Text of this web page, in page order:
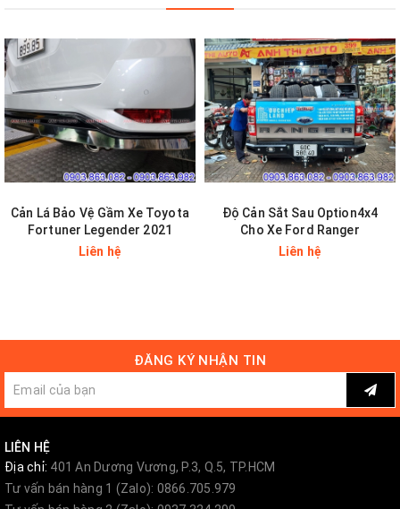
Cản Lá Bảo Vệ Gầm Xe Toyota
Fortuner Legender 2021
Liên hệ
Độ Cản Sắt Sau Option4x4
Cho Xe Ford Ranger
Liên hệ
ĐĂNG KÝ NHẬN TIN
LIÊN HỆ
Địa chỉ: 401 An Dương Vương, P.3, Q.5, TP.HCM
Tư vấn bán hàng 1 (Zalo): 0866.705.979